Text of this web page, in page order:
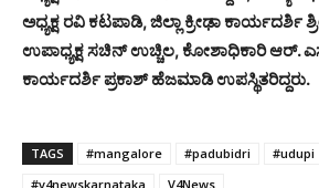
ಅಧ್ಯಕ್ಷ ರವಿ ಕಟಪಾಡಿ, ಜಿಲ್ಲಾ ಕ್ರೀಢಾ ಕಾರ್ಯದರ್ಶಿ
ಉಪಾಧ್ಯಕ್ಷ ಸಚಿನ್ ಉಚ್ಚಿಲ, ಕೋಶಾಧಿಕಾರಿ ಆರ್.
ಕಾರ್ಯದರ್ಶಿ ಪ್ರಕಾಶ್ ಹೆಜಮಾಡಿ ಉಪಸ್ಥಿತರಿದ್ದರು.
TAGS #mangalore #padubidri #udupi
#v4newskarnataka
V4News